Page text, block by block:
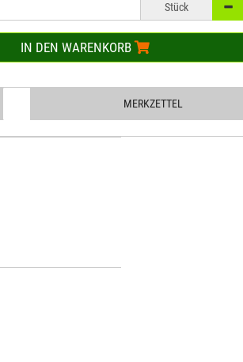
Stück
IN DEN WARENKORB
MERKZETTEL